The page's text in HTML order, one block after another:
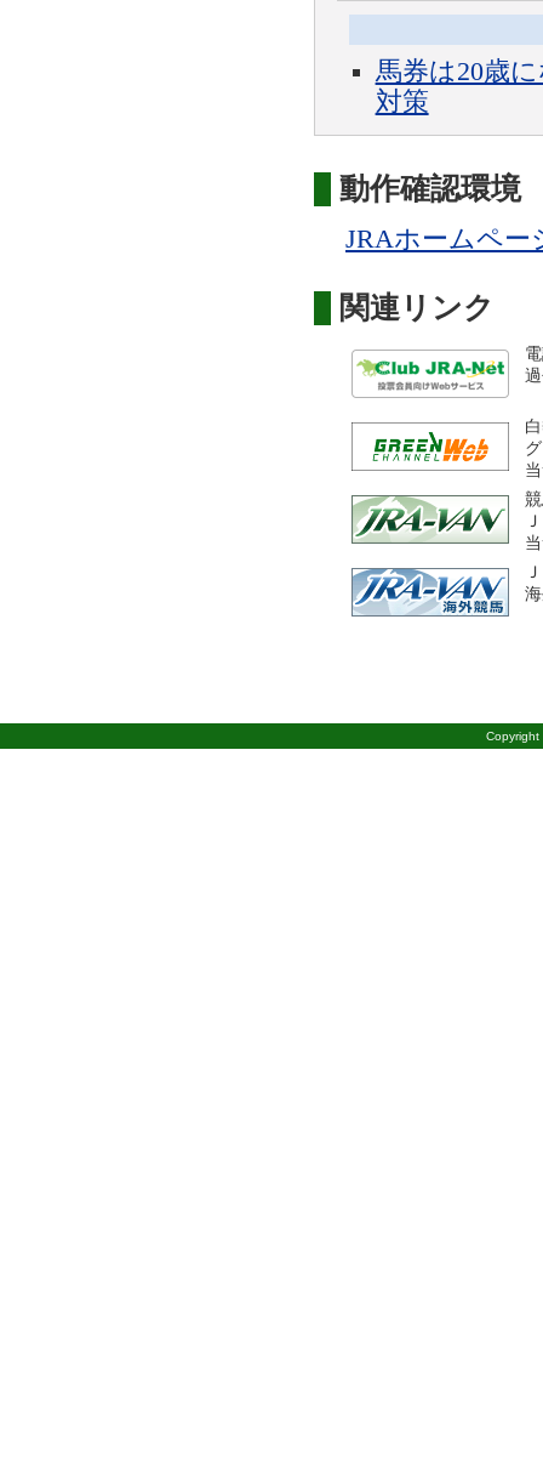
馬券は20歳
対策
動作確認環境
JRAホームペー
関連リンク
Copyright